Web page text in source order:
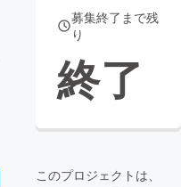
CAMPFIRE Creation
コミュニティ
募集終了まで残
り
終了
このプロジェクトは、